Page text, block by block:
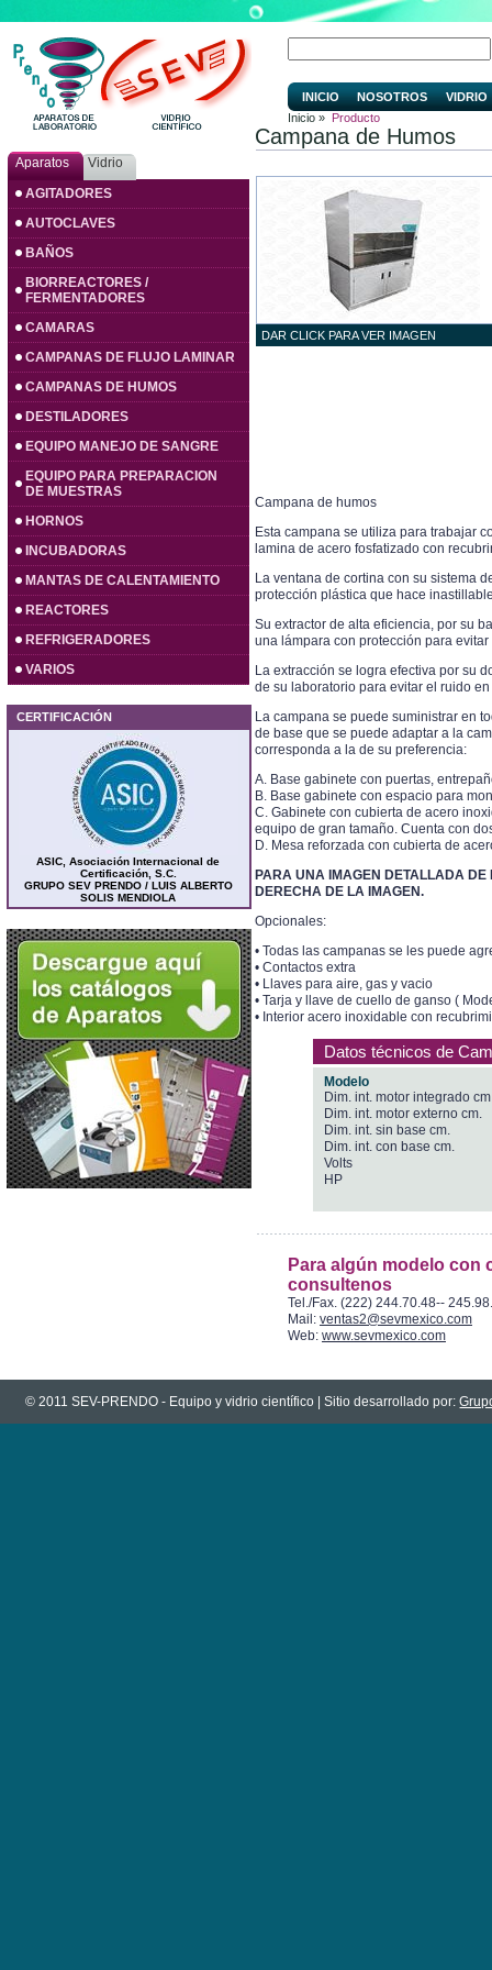
Aparatos
Vidrio
AGITADORES
AUTOCLAVES
BAÑOS
BIORREACTORES /
FERMENTADORES
CAMARAS
CAMPANAS DE FLUJO LAMINAR
CAMPANAS DE HUMOS
DESTILADORES
EQUIPO MANEJO DE SANGRE
EQUIPO PARA PREPARACION
DE MUESTRAS
HORNOS
INCUBADORAS
MANTAS DE CALENTAMIENTO
REACTORES
REFRIGERADORES
VARIOS
CERTIFICACIÓN
ASIC, Asociación Internacional de
Certificación, S.C.
GRUPO SEV PRENDO / LUIS ALBERTO
SOLIS MENDIOLA
INICIO NOSOTROS
VIDRIO
Inicio » Producto
Campana de Humos
DAR CLICK PARA VER IMAGEN
Campana de humos
Esta campana se utiliza para trabajar
lamina de acero fosfatizado con
La ventana de cortina con su sistema
protección plástica que hace
Su extractor de alta eficiencia, por su
una lámpara con protección para
La extracción se logra efectiva por su
de su laboratorio para evitar el ruido
La campana se puede suministrar en
de base que se puede adaptar a la
corresponda a la de su preferencia:
A. Base gabinete con puertas,
B. Base gabinete con espacio para
C. Gabinete con cubierta de acero
equipo de gran tamaño. Cuenta con
D. Mesa reforzada con cubierta de
PARA UNA IMAGEN DETALLADA
DERECHA DE LA IMAGEN.
Opcionales:
• Todas las campanas se les puede
• Contactos extra
• Llaves para aire, gas y vacio
• Tarja y llave de cuello de ganso (
• Interior acero inoxidable con
Datos técnicos de
Modelo
Dim. int. motor integrado
Dim. int. motor externo cm.
Dim. int. sin base cm.
Dim. int. con base cm.
Volts
HP
Para algún modelo con
consultenos
Tel./Fax. (222) 244.70.48--
Mail: ventas2@sevmexico.com
Web: www.sevmexico.com
© 2011 SEV-PRENDO - Equipo y vidrio científico | Sitio desarrollado por: